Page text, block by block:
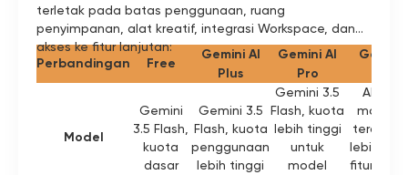
terletak pada batas penggunaan, ruang
penyimpanan, alat kreatif, integrasi Workspace, dan
akses ke fitur lanjutan:
Perbandingan Free
Gemini AI
Plus
Gemini AI
Pro
Gemini
Model
Gemini
3.5 Flash,
kuota
dasar
Gemini 3.5
Flash, kuota
penggunaan
lebih tinggi
Gemini 3.5
Flash, kuota
lebih tinggi
untuk
model
Akses
model
teratas
lebih
fitur